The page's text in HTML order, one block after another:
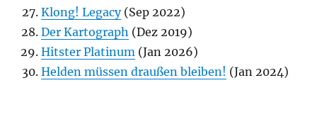
Klong! Legacy(Sep 2022)
Der Kartograph (Dez 2019)
Hitster Platinum (Jan 2026)
Helden müssen draußen bleiben! (Jan 2024)